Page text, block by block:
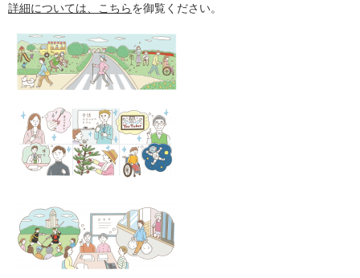
詳細については、こちらを御覧ください。